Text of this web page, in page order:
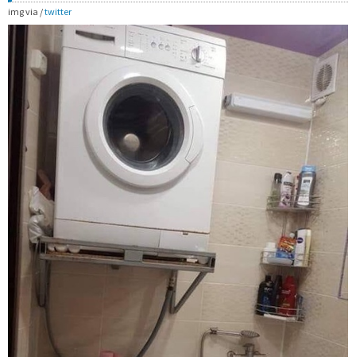
img via /twitter